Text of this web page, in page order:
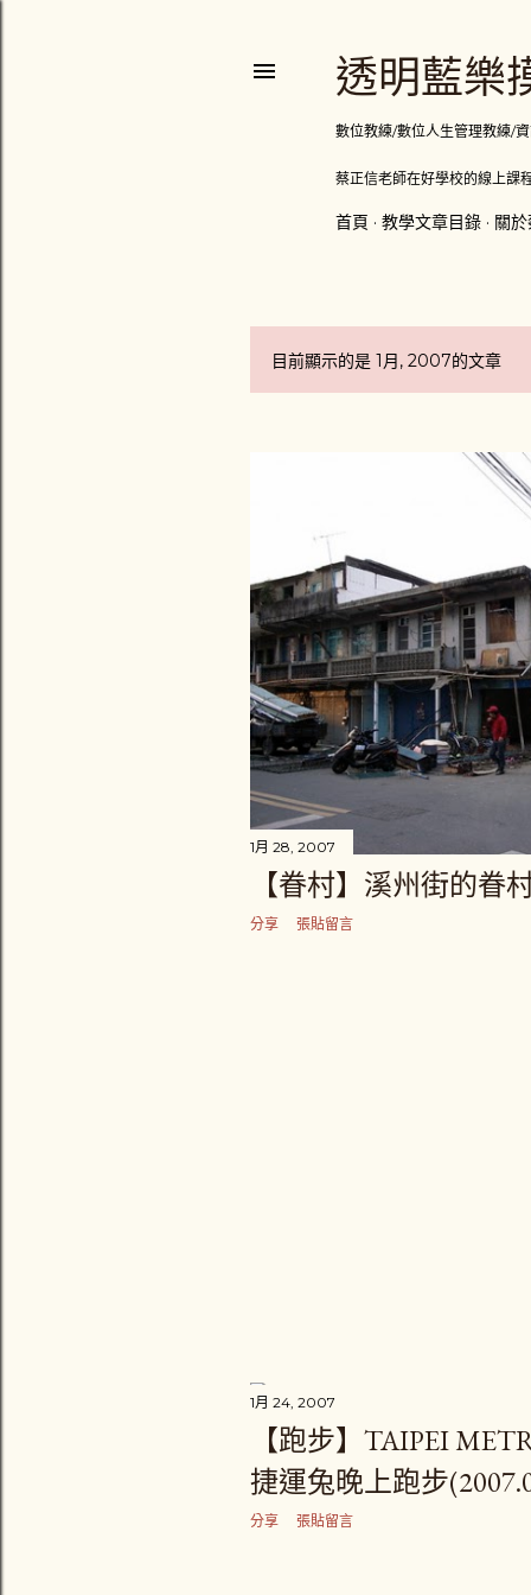
透明藍樂
數位教練/數位人生管理教練/
蔡正信老師在好學校的線上課
首頁 教學文章目錄 關
發
目前顯示的是 1月, 2007的文章
1月 28, 2007
【眷村】溪州街的眷
分享 張貼留言
1月 24, 2007
【跑步】TAIPEI
捷運兔晚上跑步
分享 張貼留言